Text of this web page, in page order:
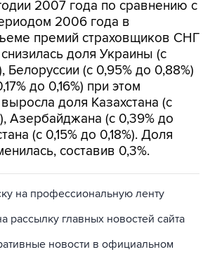
премий страховщиков СНГ
доля Украины (с
Белоруссии (с 0,95% до 0,88%)
до 0,16%) при этом
доля Казахстана (с
Азербайджана (с 0,39% до
(с 0,15% до 0,18%). Доля
составив 0,3%.
рассылку главных новостей сайта
новости в официальном